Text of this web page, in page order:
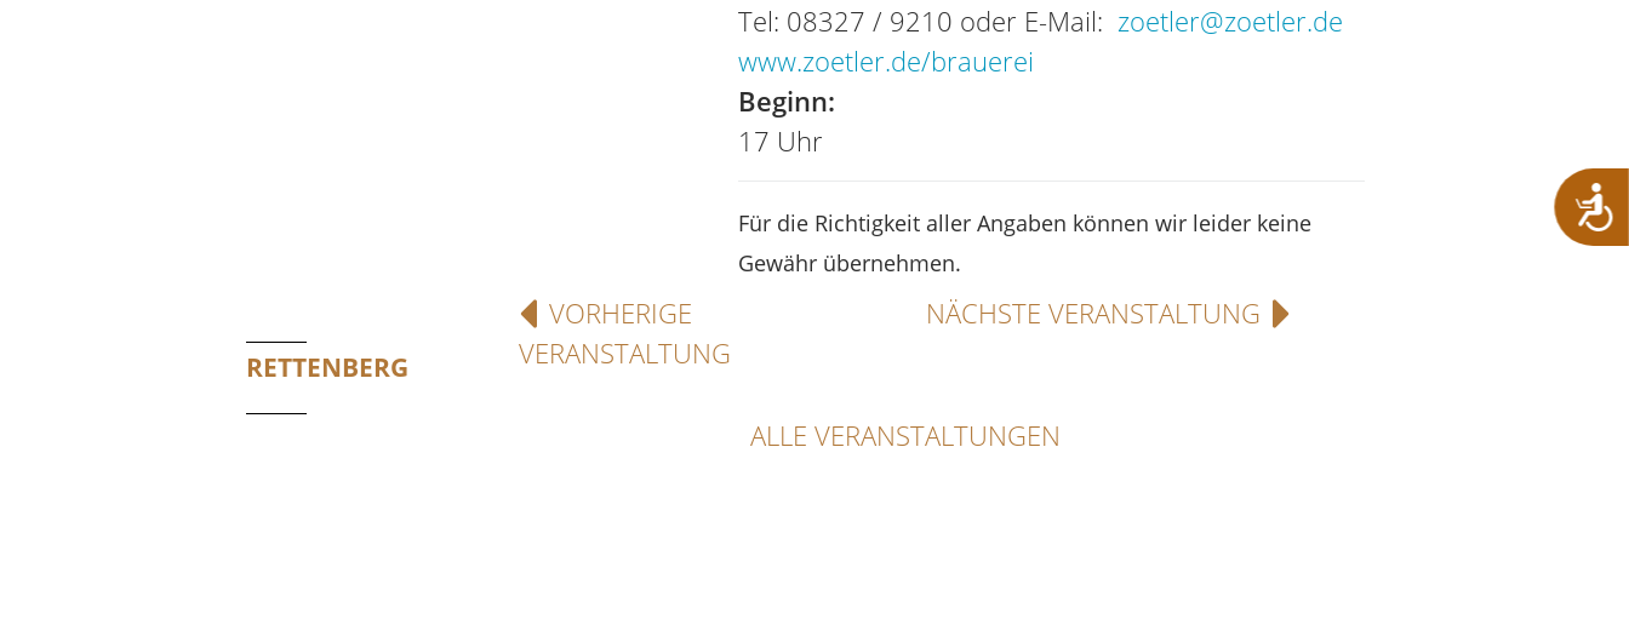
Tel: 08327 / 9210 oder E-Mail: zoetler@zoetler.de
www.zoetler.de/brauerei
Beginn:
17 Uhr
Für die Richtigkeit aller Angaben können wir leider keine
Gewähr übernehmen.
RETTENBERG
VORHERIGE
VERANSTALTUNG
NÄCHSTE VERANSTALTUNG
ALLE VERANSTALTUNGEN